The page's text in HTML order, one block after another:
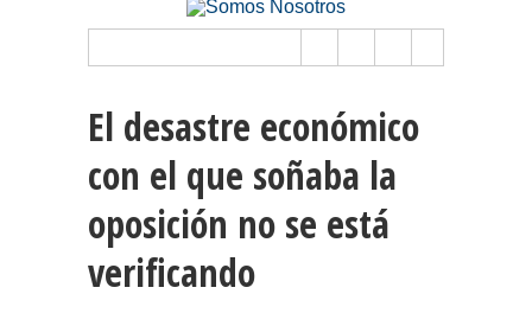
El desastre económico
con el que soñaba la
oposición no se está
verificando